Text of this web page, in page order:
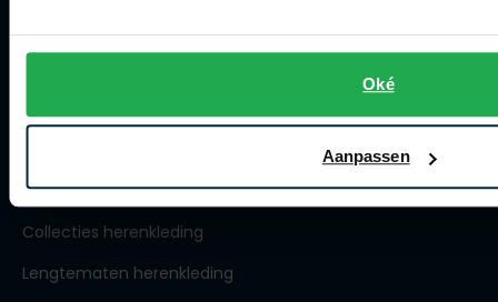
Oké
Aanpassen
Contact winkel
Over Spierings
Collecties herenkleding
Lengtematen herenkleding